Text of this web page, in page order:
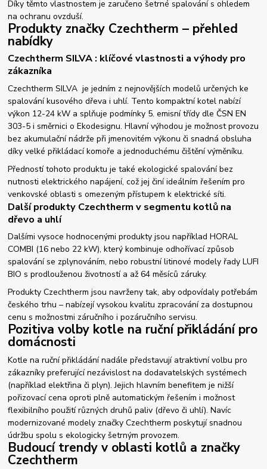
Díky těmto vlastnostem je zaručeno šetrné spalování s ohledem
na ochranu ovzduší.
Produkty značky Czechtherm – přehled
nabídky
Czechtherm SILVA : klíčové vlastnosti a výhody pro
zákazníka
Czechtherm SILVA je jedním z nejnovějších modelů určených ke
spalování kusového dřeva i uhlí. Tento kompaktní kotel nabízí
výkon 12-24 kW a splňuje podmínky 5. emisní třídy dle ČSN EN
303-5 i směrnici o Ekodesignu. Hlavní výhodou je možnost provozu
bez akumulační nádrže při jmenovitém výkonu či snadná obsluha
díky velké přikládací komoře a jednoduchému čištění výměníku.
Předností tohoto produktu je také ekologické spalování bez
nutnosti elektrického napájení, což jej činí ideálním řešením pro
venkovské oblasti s omezeným přístupem k elektrické síti.
Další produkty Czechtherm v segmentu kotlů na
dřevo a uhlí
Dalšími vysoce hodnocenými produkty jsou například HORAL
COMBI (16 nebo 22 kW), který kombinuje odhořívací způsob
spalování se zplynováním, nebo robustní litinové modely řady LUFI
BIO s prodlouženou životností a až 64 měsíců záruky.
Produkty Czechtherm jsou navrženy tak, aby odpovídaly potřebám
českého trhu – nabízejí vysokou kvalitu zpracování za dostupnou
cenu s možnostmi záručního i pozáručního servisu.
Pozitiva volby kotle na ruční přikládání pro
domácnosti
Kotle na ruční přikládání nadále představují atraktivní volbu pro
zákazníky preferující nezávislost na dodavatelských systémech
(například elektřina či plyn). Jejich hlavním benefitem je nižší
pořizovací cena oproti plně automatickým řešením i možnost
flexibilního použití různých druhů paliv (dřevo či uhlí). Navíc
modernizované modely značky Czechtherm poskytují snadnou
údržbu spolu s ekologicky šetrným provozem.
Budoucí trendy v oblasti kotlů a značky
Czechtherm